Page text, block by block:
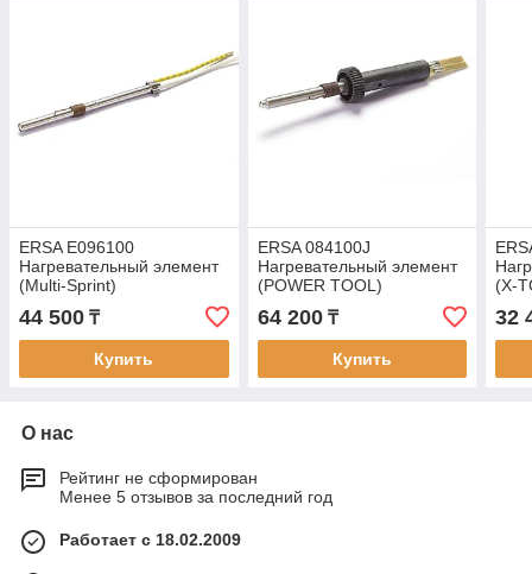
ERSA E096100
Нагревательный элемент
(Multi-Sprint)
44 500 ₸
Купить
ERSA 084100J
Нагревательный элемент
(POWER TOOL)
64 200₸
Купить
(X-
32
О нас
Рейтинг не сформирован
Менее 5 отзывов за последний год
Работает с 18.02.2009